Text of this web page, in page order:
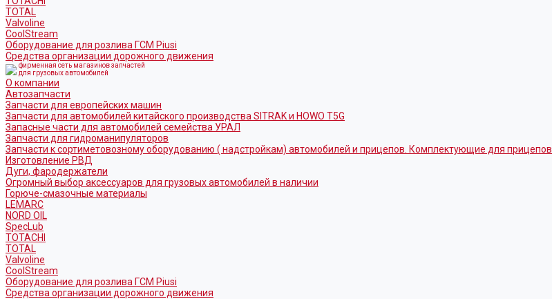
TOTAL
Valvoline
CoolStream
Оборудование для розлива ГСМ Piusi
Средства организации дорожного движения
фирменная сеть магазинов запчастей
для грузовых автомобилей
О компании
Автозапчасти
Запчасти для европейских машин
Запчасти для автомобилей китайского производства SITRAK и HOWO T5G
Запасные части для автомобилей семейства УРАЛ
Запчасти для гидроманипуляторов
Запчасти к сортиметовозному оборудованию ( надстройкам) автомобилей и прицепов. Комплектующие для прицепов
Изготовление РВД
Дуги, фародержатели
Огромный выбор аксессуаров для грузовых автомобилей в наличии
Горюче-смазочные материалы
LEMARC
NORD OIL
SpecLub
TOTACHI
TOTAL
Valvoline
CoolStream
Оборудование для розлива ГСМ Piusi
Средства организации дорожного движения